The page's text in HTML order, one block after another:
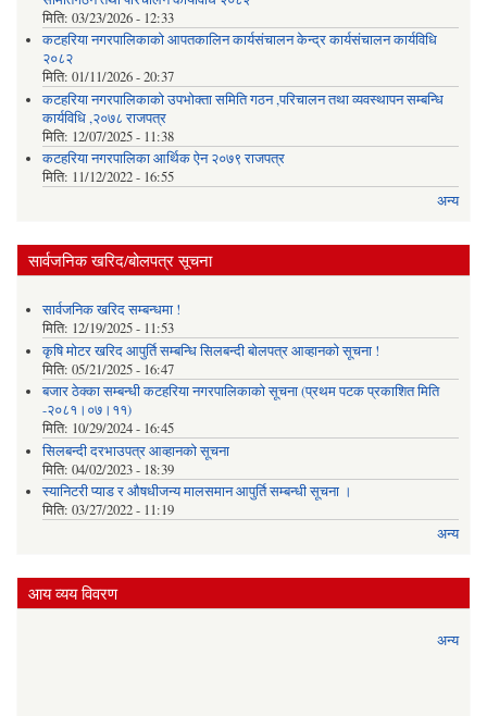
मिति: 03/23/2026 - 12:33
कटहरिया नगरपालिकाको आपतकालिन कार्यसंचालन केन्द्र कार्यसंचालन कार्यविधि
२०८२
मिति: 01/11/2026 - 20:37
कटहरिया नगरपालिकाको उपभोक्ता समिति गठन ,परिचालन तथा व्यवस्थापन सम्बन्धि
कार्यविधि ,२०७८ राजपत्र
मिति: 12/07/2025 - 11:38
कटहरिया नगरपालिका आर्थिक ऐन २०७९ राजपत्र
मिति: 11/12/2022 - 16:55
अन्य
सार्वजनिक खरिद/बोलपत्र सूचना
सार्वजनिक खरिद सम्बन्धमा !
मिति: 12/19/2025 - 11:53
कृषि मोटर खरिद आपुर्ति सम्बन्धि सिलबन्दी बोलपत्र आव्हानको सूचना !
मिति: 05/21/2025 - 16:47
बजार ठेक्का सम्बन्धी कटहरिया नगरपालिकाको सूचना (प्रथम पटक प्रकाशित मिति
-२०८१।०७।११)
मिति: 10/29/2024 - 16:45
सिलबन्दी दरभाउपत्र आव्हानको सूचना
मिति: 04/02/2023 - 18:39
स्यानिटरी प्याड र ‌औषधीजन्य मालसमान आपुर्ति सम्बन्धी सूचना ।
मिति: 03/27/2022 - 11:19
अन्य
आय व्यय विवरण
अन्य